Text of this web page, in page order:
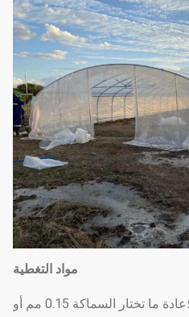
مواد التغطية
مسح فيلم PE كمادة تغطية ؛عادة ما تختار السماكة 0.15 مم أو